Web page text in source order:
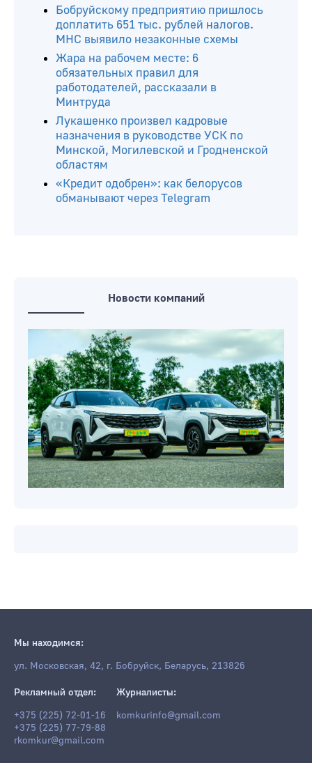
Бобруйскому предприятию пришлось
доплатить 651 тыс. рублей налогов.
МНС выявило незаконные схемы
Жара на рабочем месте: 6
обязательных правил для
работодателей, рассказали в
Минтруда
Лукашенко произвел кадровые
назначения в руководстве УСК по
Минской, Могилевской и Гродненской
областям
«Кредит одобрен»: как белорусов
обманывают через Telegram
Новости компаний
Мы находимся:
ул. Московская, 42, г. Бобруйск, Беларусь, 213826
Рекламный отдел:
+375 (225) 72-01-16
+375 (225) 77-79-88
rkomkur@gmail.com
Журналисты:
komkurinfo@gmail.com